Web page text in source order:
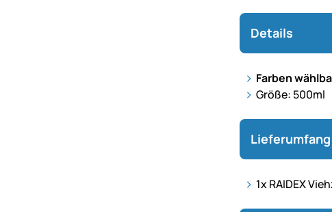
Details
Farben
Größe: 500ml
Lieferumfang
1x RAIDEX